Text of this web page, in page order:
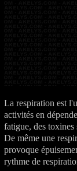
La respiration est
activités en
fatigue, des
De même une
provoque
rythme de